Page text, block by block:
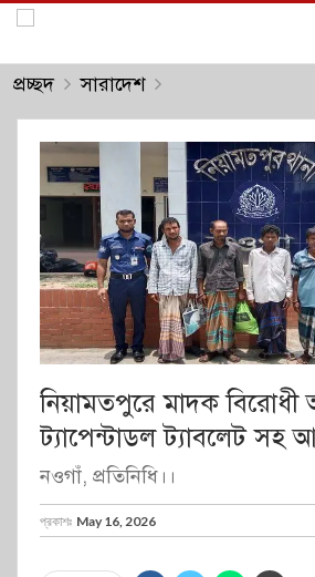
প্রচ্ছদ সারাদেশ
নিয়ামতপুরে মাদক বিরোধী
ট্যাপেন্টাডল ট্যাবলেট সহ
নওগাঁ, প্রতিনিধি।।
প্রকাশঃ May 16, 2026